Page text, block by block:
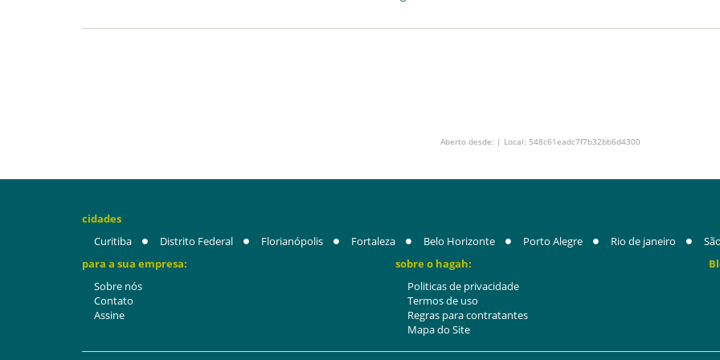
Aberto desde: | Local: 548c61eadc7f7b32bb6d4300
cidades
Curitiba
Distrito Federal Florianópolis Fortaleza Belo Horizonte Porto Alegre Rio de janeiro
para a sua empresa:
Sobre nós
Contato
Assine
sobre o hagah:
Politicas de privacidade
Termos de uso
Regras para contratantes
Mapa do Site